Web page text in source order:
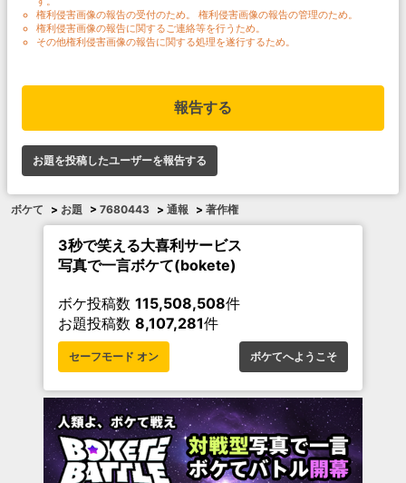
権利侵害画像の報告の受付のため。 権利侵害画像の報告の管理のため。
権利侵害画像の報告に関するご連絡等を行うため。
その他権利侵害画像の報告に関する処理を遂行するため。
報告する
お題を投稿したユーザーを報告する
ボケて > お題 > 7680443 > 通報 > 著作権
3秒で笑える大喜利サービス
写真で一言ボケて(bokete)
ボケ投稿数 115,508,508件
お題投稿数 8,107,281件
セーフモード オン ボケてへようこそ